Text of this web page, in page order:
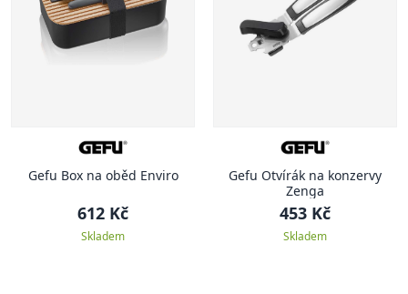
Gefu Box na oběd Enviro
612 Kč
Skladem
Gefu Otvírák na konzervy
Zenga
453 Kč
Skladem